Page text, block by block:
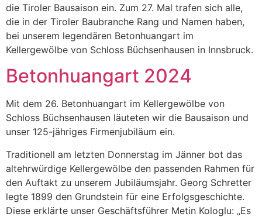
die Tiroler Bausaison ein. Zum 27. Mal trafen sich alle,
die in der Tiroler Baubranche Rang und Namen haben,
bei unserem legendären Betonhuangart im
Kellergewölbe von Schloss Büchsenhausen in Innsbruck.
Betonhuangart 2024
Mit dem 26. Betonhuangart im Kellergewölbe von
Schloss Büchsenhausen läuteten wir die Bausaison und
unser 125-jähriges Firmenjubiläum ein.
Traditionell am letzten Donnerstag im Jänner bot das
altehrwürdige Kellergewölbe den passenden Rahmen für
den Auftakt zu unserem Jubiläumsjahr. Georg Schretter
legte 1899 den Grundstein für eine Erfolgsgeschichte.
Diese erklärte unser Geschäftsführer Metin Kologlu: „Es